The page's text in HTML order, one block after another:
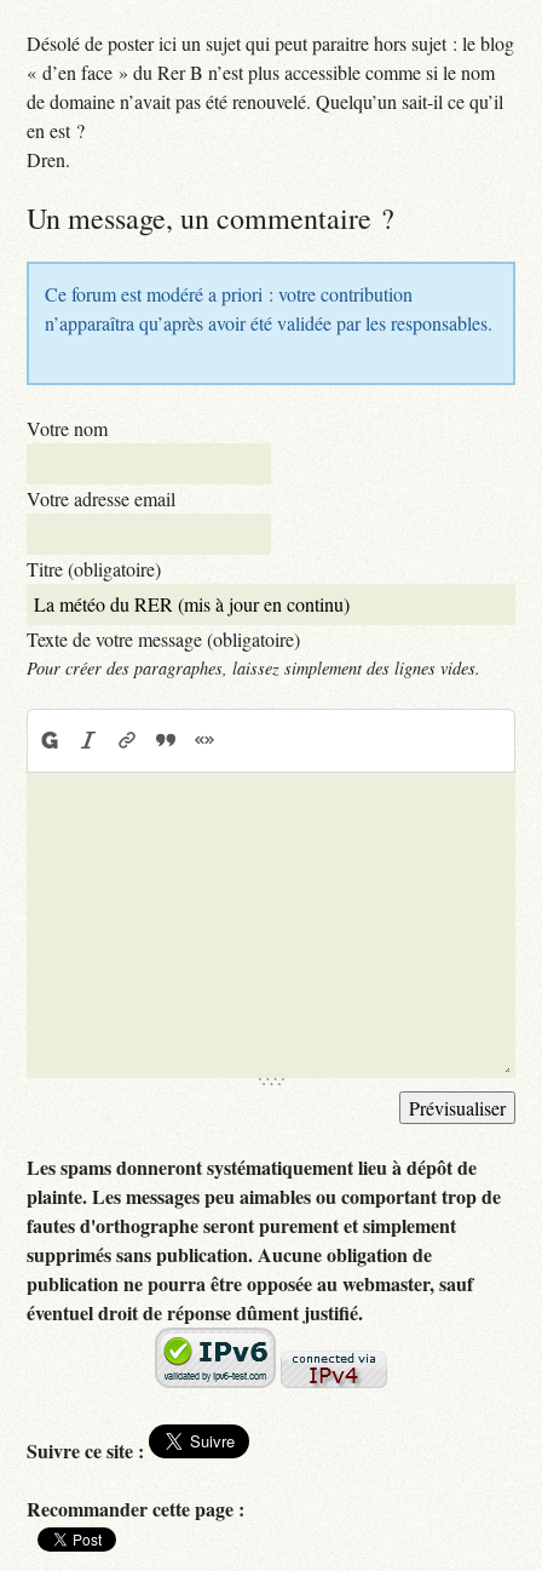
Désolé de poster ici un sujet qui peut paraitre hors sujet : le blog
« d’en face » du Rer B n’est plus accessible comme si le nom
de domaine n’avait pas été renouvelé. Quelqu’un sait-il ce qu’il
en est ?
Dren.
Un message, un commentaire ?
Ce forum est modéré a priori : votre contribution
n’apparaîtra qu’après avoir été validée par les responsables.
Votre nom
Votre adresse email
Titre (obligatoire)
Texte de votre message (obligatoire)
Pour créer des paragraphes, laissez simplement des lignes vides.
Les spams donneront systématiquement lieu à dépôt de
plainte. Les messages peu aimables ou comportant trop de
fautes d'orthographe seront purement et simplement
supprimés sans publication. Aucune obligation de
publication ne pourra être opposée au webmaster, sauf
éventuel droit de réponse dûment justifié.
Suivre ce site :
Recommander cette page :